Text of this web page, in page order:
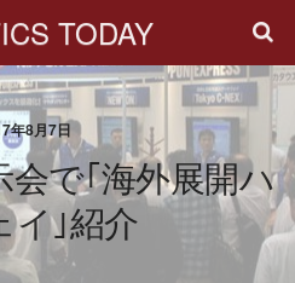
TODAY
年8月7日
で｢海外展開ハ
イ｣紹介